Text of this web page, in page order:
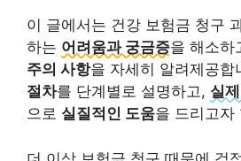
이 글에서는 건강 보험금 청구
하는 어려움과 궁금증을 해소하
주의 사항을 자세히 알려제공합
절차를 단계별로 설명하고, 실
으로 실질적인 도움을 드리고자